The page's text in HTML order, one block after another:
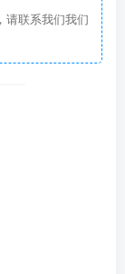
请联系我们我们